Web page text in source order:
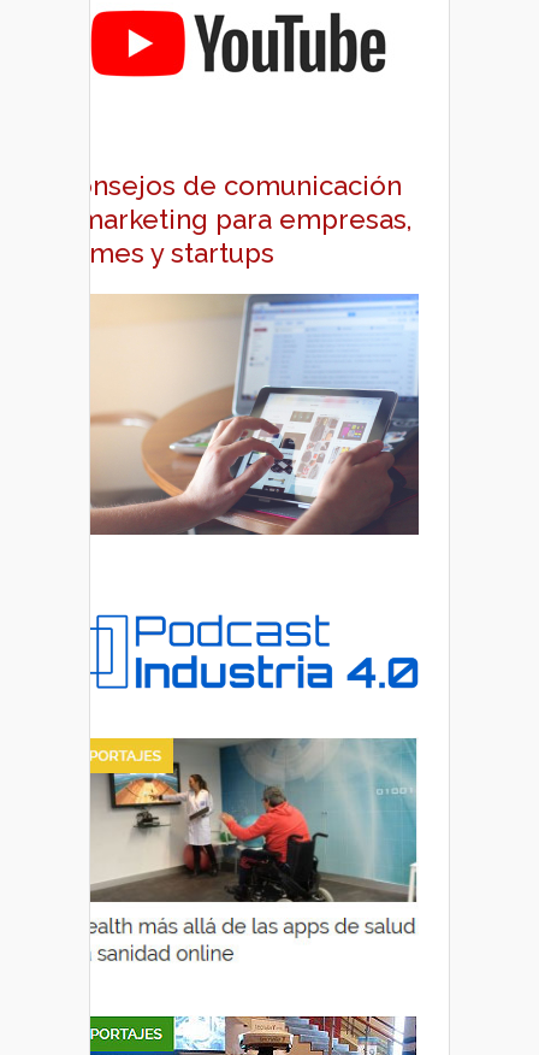
Consejos de comunicación
y marketing para empresas,
pymes y startups